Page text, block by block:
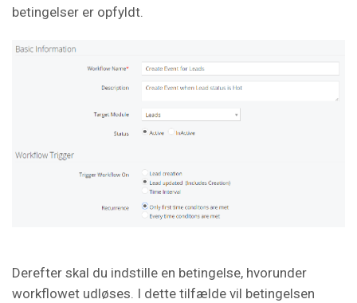
betingelser er opfyldt.
Derefter skal du indstille en betingelse, hvorunder
workflowet udløses. I dette tilfælde vil betingelsen